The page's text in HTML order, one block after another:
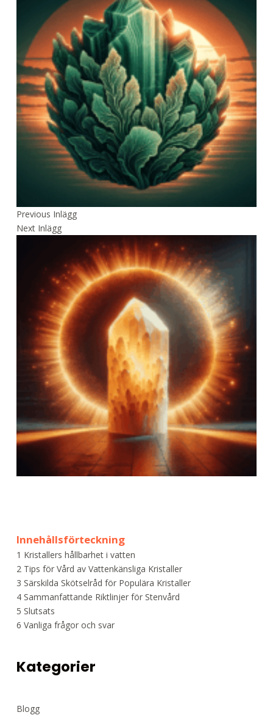
Previous Inlägg
Next Inlägg
Innehållsförteckning
1 Kristallers hållbarhet i vatten
2 Tips för Vård av Vattenkänsliga Kristaller
3 Särskilda Skötselråd för Populära Kristaller
4 Sammanfattande Riktlinjer för Stenvård
5 Slutsats
6 Vanliga frågor och svar
Kategorier
Blogg